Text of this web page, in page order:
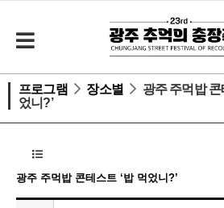
프로그램 장소별
광주 주먹밥 콘
었니?’
광주 주먹밥 콘테스트 ‘밥 먹었니?’